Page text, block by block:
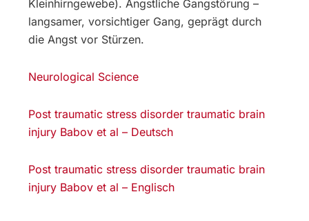
Kleinhirngewebe). Ängstliche Gangstörung –
langsamer, vorsichtiger Gang, geprägt durch
die Angst vor Stürzen.
Neurological Science
Post traumatic stress disorder traumatic brain
injury Babov et al – Deutsch
Post traumatic stress disorder traumatic brain
injury Babov et al – Englisch